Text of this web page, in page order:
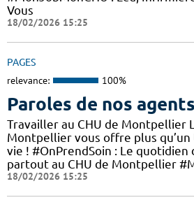
Vous
18/02/2026 15:25
PAGES
relevance: 100%
Paroles de nos agents
Travailler au CHU de Montpellier
Montpellier vous offre plus
vie ! #OnPrendSoin : Le quotidien
partout au CHU de Montpellier
18/02/2026 15:25